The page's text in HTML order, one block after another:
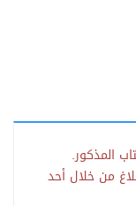
المذكور.
من خلال أحد